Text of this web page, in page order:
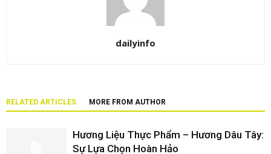
dailyinfo
RELATED ARTICLES MORE FROM AUTHOR
Hương Liệu Thực Phẩm – Hương Dâu Tây:
Sự Lựa Chọn Hoàn Hảo